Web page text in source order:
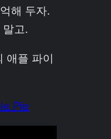
해 두자.
고.
애플 파이
Pie